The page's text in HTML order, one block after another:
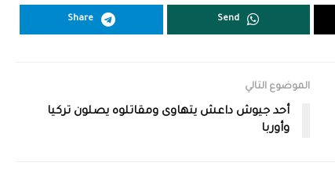
Send
Share
الموضوع التالي
أحد جيوش داعش يتهاوى ومقاتلوه يصلون تركيا
وأوربا